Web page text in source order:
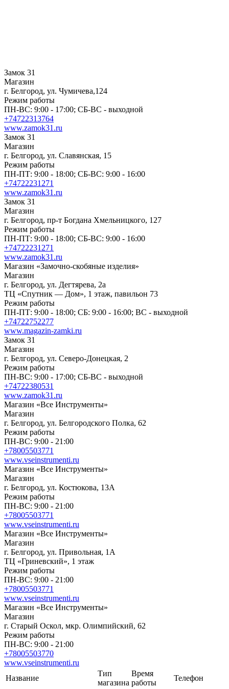
Замок 31
Магазин
г. Белгород, ул. Чумичева,124
Режим работы
ПН-ВС: 9:00 - 17:00; СБ-ВС - выходной
+74722313764
www.zamok31.ru
Замок 31
Магазин
г. Белгород, ул. Славянская, 15
Режим работы
ПН-ПТ: 9:00 - 18:00; СБ-ВС: 9:00 - 16:00
+74722231271
www.zamok31.ru
Замок 31
Магазин
г. Белгород, пр-т Богдана Хмельницкого, 127
Режим работы
ПН-ПТ: 9:00 - 18:00; СБ-ВС: 9:00 - 16:00
+74722231271
www.zamok31.ru
Магазин «Замочно-скобяные изделия»
Магазин
г. Белгород, ул. Дегтярева, 2а
ТЦ «Спутник — Дом», 1 этаж, павильон 73
Режим работы
ПН-ПТ: 9:00 - 18:00; СБ: 9:00 - 16:00; ВС - выходной
+74722752277
www.magazin-zamki.ru
Замок 31
Магазин
г. Белгород, ул. Северо-Донецкая, 2
Режим работы
ПН-ВС: 9:00 - 17:00; СБ-ВС - выходной
+74722380531
www.zamok31.ru
Магазин «Все Инструменты»
Магазин
г. Белгород, ул. Белгородского Полка, 62
Режим работы
ПН-ВС: 9:00 - 21:00
+78005503771
www.vseinstrumenti.ru
Магазин «Все Инструменты»
Магазин
г. Белгород, ул. Костюкова, 13А
Режим работы
ПН-ВС: 9:00 - 21:00
+78005503771
www.vseinstrumenti.ru
Магазин «Все Инструменты»
Магазин
г. Белгород, ул. Привольная, 1А
ТЦ «Гриневский», 1 этаж
Режим работы
ПН-ВС: 9:00 - 21:00
+78005503771
www.vseinstrumenti.ru
Магазин «Все Инструменты»
Магазин
г. Старый Оскол, мкр. Олимпийский, 62
Режим работы
ПН-ВС: 9:00 - 21:00
+78005503770
www.vseinstrumenti.ru
Название
Тип
магазина
Время
работы
Телефон